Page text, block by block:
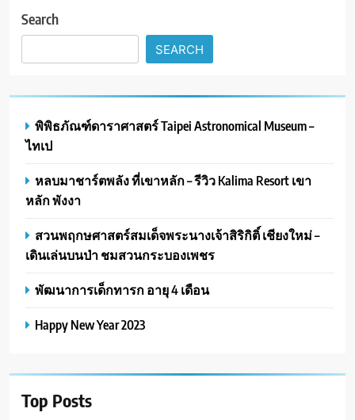
Search
SEARCH
พิพิธภัณฑ์ดาราศาสตร์ Taipei Astronomical Museum –
ไทเป
หลบมาชาร์ตพลัง ที่เขาหลัก – รีวิว Kalima Resort เขา
หลัก พังงา
สวนพฤกษศาสตร์สมเด็จพระนางเจ้าสิริกิติ์ เชียงใหม่ –
เดินเล่นบนป่า ชมสวนกระบองเพชร
พัฒนาการเด็กทารก อายุ 4 เดือน
Happy New Year 2023
Top Posts